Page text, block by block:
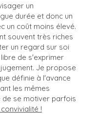
un
durée et donc un
un coût moins élevé.
souvent très riches
un regard sur soi
de s'exprimer
Je propose
définie à l'avance
les mêmes
de se motiver parfois
!